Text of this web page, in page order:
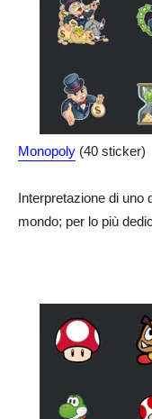
Monopoly (40 sticker)
Interpretazione di uno
mondo; per lo più